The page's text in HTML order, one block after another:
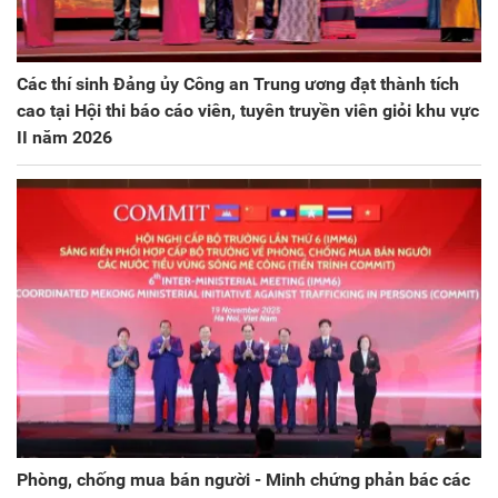
Các thí sinh Đảng ủy Công an Trung ương đạt thành tích
cao tại Hội thi báo cáo viên, tuyên truyền viên giỏi khu vực
II năm 2026
Phòng, chống mua bán người - Minh chứng phản bác các